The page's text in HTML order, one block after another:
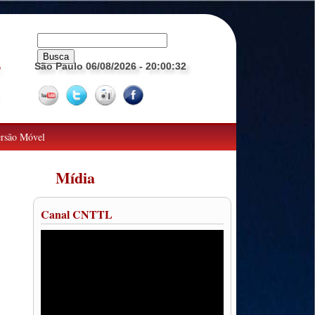
São Paulo 06/08/2026 - 20:00:33
Móvel
Mídia
Canal CNTTL